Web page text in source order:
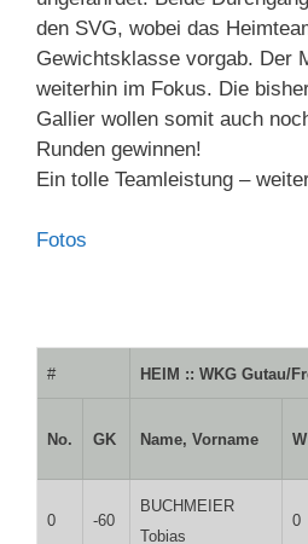
den SVG, wobei das
Gewichtsklasse vorgab. Der
weiterhin im Fokus. Die
Gallier wollen somit auch
Runden gewinnen!
Ein tolle Teamleistung –
Fotos
# HEIM :: WKG Gutau/
No. GK Name, Vorname W
0 -60
BUCHMEIER
Tobias
0